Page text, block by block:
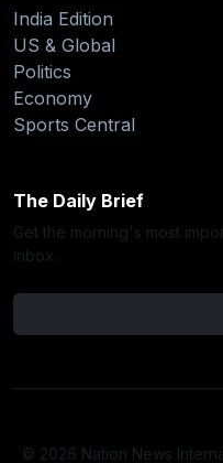
India Edition
US & Global
Politics
Economy
Sports Central
The Daily Brief
Get the morning's most
inbox.
© 2026 Nation News